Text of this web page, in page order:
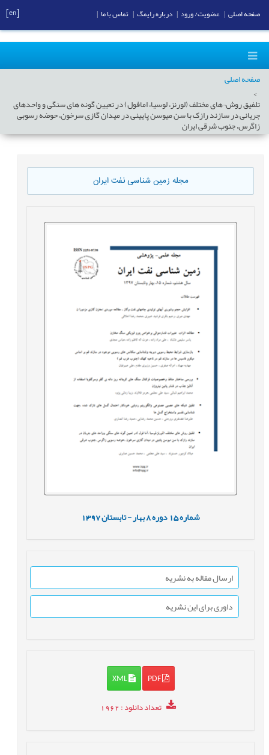
صفحه اصلی
تلفیق روش¬های مختلف (لورنز، لوسیا، امافول) در تعیین گونه های سنگی و واحدهای
جریانی در سازند رازک با سن میوسن پایینی در میدان گازی سرخون، حوضه رسوبی
زاگرس، جنوب شرقی ایران
مجله زمین شناسی نفت ایران
شماره15 دوره8 بهار - تابستان1397
ارسال مقاله به نشریه
داوری برای این نشریه
PDF
XML
تعداد دانلود: 1962
صفحه اصلی عضویت/ ورود درباره رایمگ تماس با ما